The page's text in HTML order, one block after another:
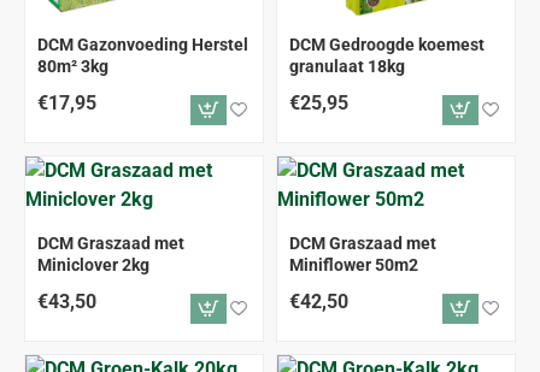
DCM Gazonvoeding Herstel
80m² 3kg
€17,95
DCM Gedroogde koemest
granulaat 18kg
€25,95
DCM Graszaad met
Miniclover 2kg
€43,50
DCM Graszaad met
Miniflower 50m2
€42,50